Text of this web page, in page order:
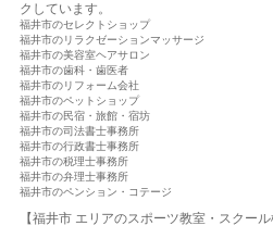
クしています。
福井市のセレクトショップ
福井市のリラクゼーションマッサージ
福井市の美容室ヘアサロン
福井市の歯科・歯医者
福井市のリフォーム会社
福井市のペットショップ
福井市の民宿・旅館・宿坊
福井市の司法書士事務所
福井市の行政書士事務所
福井市の税理士事務所
福井市の弁理士事務所
福井市のペンション・コテージ
【福井市 エリアのスポーツ教室・スクー